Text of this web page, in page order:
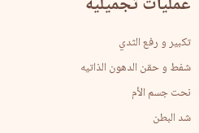
تكبير و رفع الثدي
شفط و حقن الدهون الذاتيه
نحت جسم الأم
شد البطن